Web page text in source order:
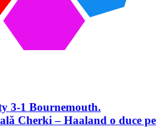
3-1 Bournemouth.
Cherki – Haaland o duce pe